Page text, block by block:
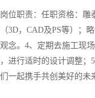
位职责：任职资格：
3D，CAD及PS等）；
念。4、定期去施工现
进行适时的设计调整
一起携手共创美好的未